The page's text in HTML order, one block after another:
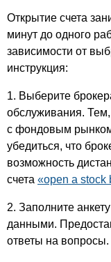
Открытие счета
минут до одного
зависимости от
инструкция:
1. Выберите
обслуживания. Тем,
с фондовым
убедиться, что
возможность
счета «open a stock
2. Заполните
данными.
ответы на вопросы.